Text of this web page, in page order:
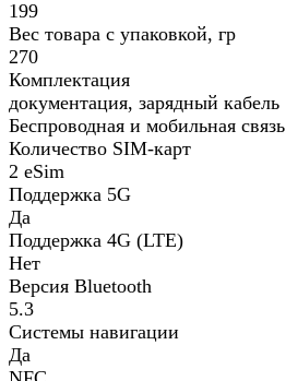
199
Вес товара с упаковкой, гр
270
Комплектация
документация, зарядный кабель
Беспроводная и мобильная связь
Количество SIM-карт
2 eSim
Поддержка 5G
Да
Поддержка 4G (LTE)
Нет
Версия Bluetooth
5.3
Системы навигации
Да